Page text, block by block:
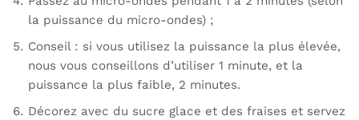
la puissance du micro-ondes) ;
Conseil : si vous utilisez la puissance la plus élevée,
nous vous conseillons d’utiliser 1 minute, et la
puissance la plus faible, 2 minutes.
Décorez avec du sucre glace et des fraises et servez